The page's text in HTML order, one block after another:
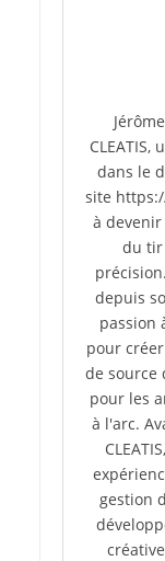
dans le
site
à
du tir
depuis
passion
pour
de source
pour les
à l'arc.
gestion